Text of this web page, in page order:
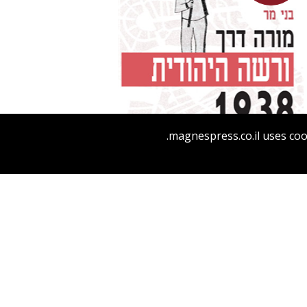
magnespress.co.il uses